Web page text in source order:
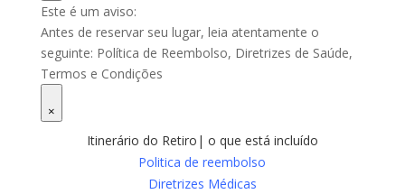
Este é um aviso:
Antes de reservar seu lugar, leia atentamente o
seguinte: Política de Reembolso, Diretrizes de Saúde,
Termos e Condições
×
Itinerário do Retiro| o que está incluído
Politica de reembolso
Diretrizes Médicas